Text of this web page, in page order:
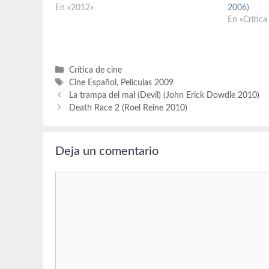
En «2012»
2006)
En
Categorías
Crítica de cine
Etiquetas
Cine Español , Películas 2009
La trampa del mal (Devil) (John Erick Dowdle 2010)
Death Race 2 (Roel Reine 2010)
Deja un comentario